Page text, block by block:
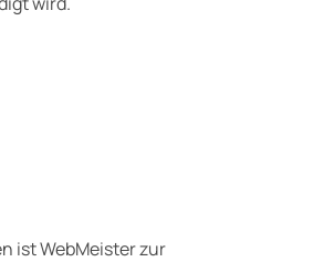
ist WebMeister zur